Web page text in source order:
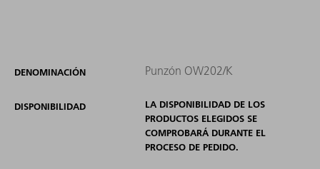
DENOMINACIÓN Punzón OW202/K
DISPONIBILIDAD
LA DISPONIBILIDAD DE LOS
PRODUCTOS ELEGIDOS SE
COMPROBARÁ DURANTE EL
PROCESO DE PEDIDO.